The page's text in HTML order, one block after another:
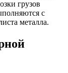
грузов
с
металла.